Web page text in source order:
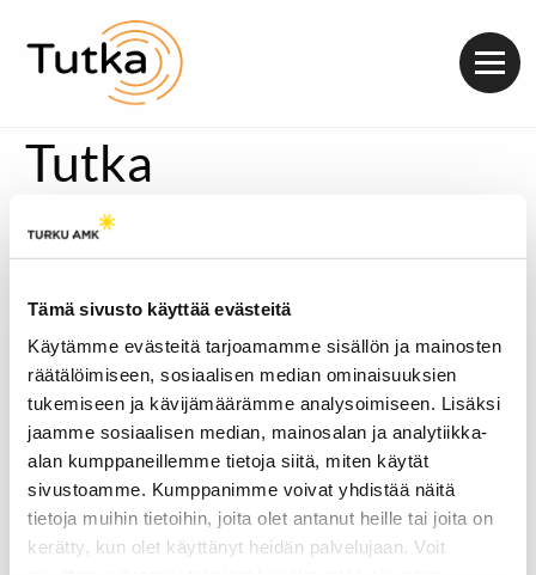
Tämä sivusto käyttää evästeitä
Käytämme evästeitä tarjoamamme sisällön ja mainosten
räätälöimiseen, sosiaalisen median ominaisuuksien
tukemiseen ja kävijämäärämme analysoimiseen. Lisäksi
jaamme sosiaalisen median, mainosalan ja analytiikka-
alan kumppaneillemme tietoja siitä, miten käytät
sivustoamme. Kumppanimme voivat yhdistää näitä
tietoja muihin tietoihin, joita olet antanut heille tai joita on
kerätty, kun olet käyttänyt heidän palvelujaan. Voit
Tutka
Dokumentti 2026.